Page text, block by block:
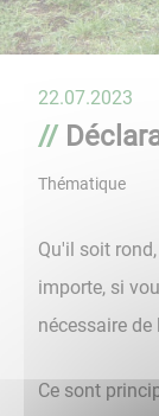
22.07.2023
Thématique
Qu'il soit
importe, si
nécessaire de
Ce sont